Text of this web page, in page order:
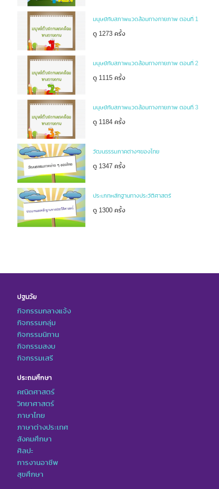
มนุษย์กับสภาพแวดล้อมทางกายภาพ ตอนที่ 1
ดู 1273 ครั้ง
มนุษย์กับสภาพแวดล้อมทางกายภาพ ตอนที่ 2
ดู 1115 ครั้ง
มนุษย์กับสภาพแวดล้อมทางกายภาพ ตอนที่ 3
ดู 1184 ครั้ง
วัฒนธรรมภาคต่างๆของไทย
ดู 1347 ครั้ง
ประเภทหลักฐานทางประวัติศาสตร์
ดู 1300 ครั้ง
ปฐมวัย
กิจกรรมกลางแจ้ง
กิจกรรมกลุ่ม
กิจกรรมนิทาน
กิจกรรมสงบ
กิจกรรมเสรี
ประถมศึกษา
คณิตศาสตร์
วิทยาศาสตร์
ภาษาไทย
ภาษาต่างประเทศ
สังคมศึกษา
ศิลปะ
การงานอาชีพ
สุขศึกษา